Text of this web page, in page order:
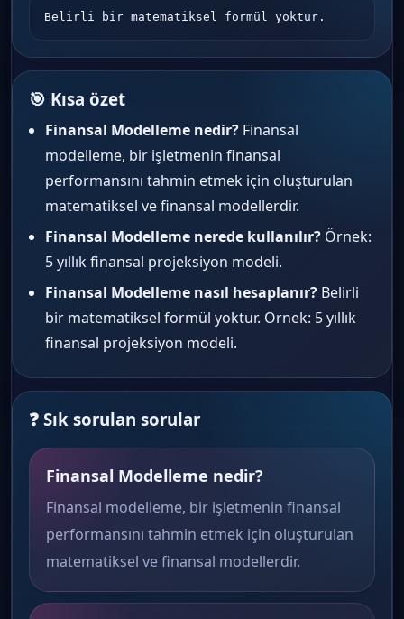
Belirli bir matematiksel formül yoktur.
🎯 Kısa özet
Finansal Modelleme nedir? Finansal
modelleme, bir işletmenin finansal
performansını tahmin etmek için oluşturulan
matematiksel ve finansal modellerdir.
Finansal Modelleme nerede kullanılır? Örnek:
5 yıllık finansal projeksiyon modeli.
Finansal Modelleme nasıl hesaplanır? Belirli
bir matematiksel formül yoktur. Örnek: 5 yıllık
finansal projeksiyon modeli.
❓ Sık sorulan sorular
Finansal Modelleme nedir?
Finansal modelleme, bir işletmenin finansal
performansını tahmin etmek için oluşturulan
matematiksel ve finansal modellerdir.